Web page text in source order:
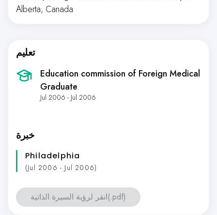
Alberta, Canada
تعليم
Education commission of Foreign Medical
Graduate
Jul 2006 - Jul 2006
خبرة
Philadelphia
(Jul 2006 - Jul 2006)
انقر لرؤية السيرة الذاتية(.pdf)